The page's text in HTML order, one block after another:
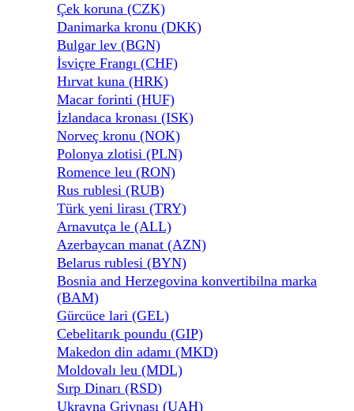
Çek koruna (CZK)
Danimarka kronu (DKK)
Bulgar lev (BGN)
İsviçre Frangı (CHF)
Hırvat kuna (HRK)
Macar forinti (HUF)
İzlandaca kronası (ISK)
Norveç kronu (NOK)
Polonya zlotisi (PLN)
Romence leu (RON)
Rus rublesi (RUB)
Türk yeni lirası (TRY)
Arnavutça le (ALL)
Azerbaycan manat (AZN)
Belarus rublesi (BYN)
Bosnia and Herzegovina konvertibilna marka
(BAM)
Gürcüce lari (GEL)
Cebelitarık poundu (GIP)
Makedon din adamı (MKD)
Moldovalı leu (MDL)
Sırp Dinarı (RSD)
Ukrayna Grivnası (UAH)